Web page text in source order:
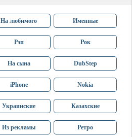
На любимого Именные
Рэп Рок
На сына DubStep
iPhone Nokia
Украинские Казахские
Из рекламы Ретро